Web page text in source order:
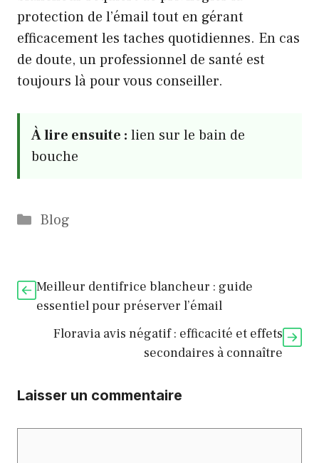
protection de l’émail tout en gérant
efficacement les taches quotidiennes. En cas
de doute, un professionnel de santé est
toujours là pour vous conseiller.
À lire ensuite : lien sur le bain de
bouche
Catégories
Blog
Meilleur dentifrice blancheur : guide
essentiel pour préserver l’émail
Floravia avis négatif : efficacité et effets
secondaires à connaître
Laisser un commentaire